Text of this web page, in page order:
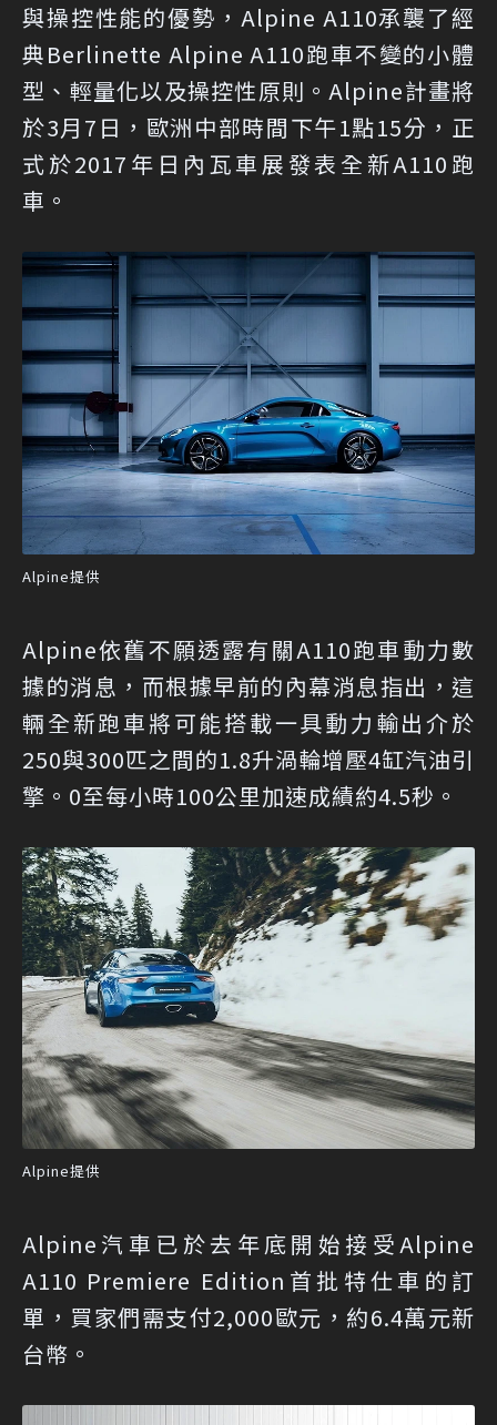
與操控性能的優勢，Alpine A110承襲了經
典Berlinette Alpine A110跑車不變的小體
型、輕量化以及操控性原則。Alpine計畫將
於3月7日，歐洲中部時間下午1點15分，正
式於2017年日內瓦車展發表全新A110跑
車。
Alpine提供
Alpine依舊不願透露有關A110跑車動力數
據的消息，而根據早前的內幕消息指出，這
輛全新跑車將可能搭載一具動力輸出介於
250與300匹之間的1.8升渦輪增壓4缸汽油引
擎。0至每小時100公里加速成績約4.5秒。
Alpine提供
Alpine汽車已於去年底開始接受Alpine
A110 Premiere Edition首批特仕車的訂
單，買家們需支付2,000歐元，約6.4萬元新
台幣。